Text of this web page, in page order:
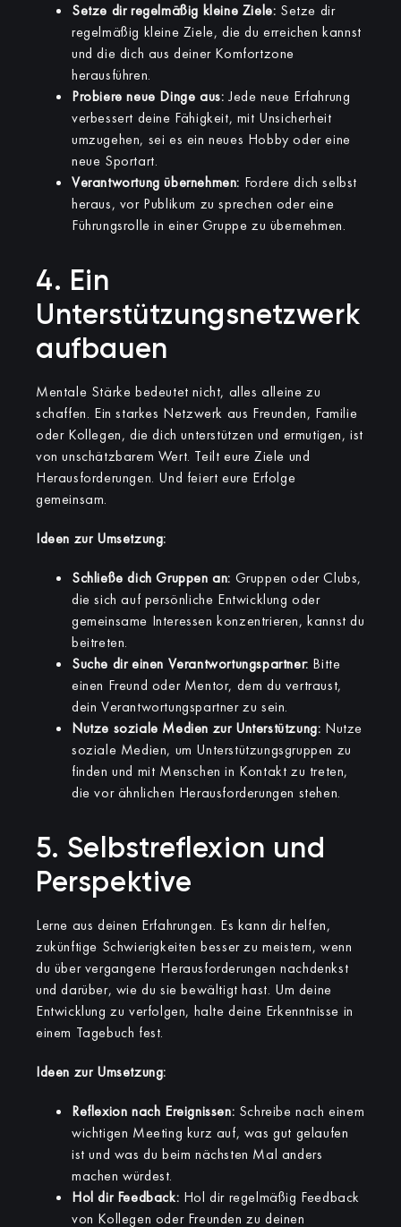
Setze dir regelmäßig kleine Ziele: Setze dir
regelmäßig kleine Ziele, die du erreichen kannst
und die dich aus deiner Komfortzone
herausführen.
Probiere neue Dinge aus: Jede neue Erfahrung
verbessert deine Fähigkeit, mit Unsicherheit
umzugehen, sei es ein neues Hobby oder eine
neue Sportart.
Verantwortung übernehmen: Fordere dich selbst
heraus, vor Publikum zu sprechen oder eine
Führungsrolle in einer Gruppe zu übernehmen.
4. Ein
Unterstützungsnetzwerk
aufbauen
Mentale Stärke bedeutet nicht, alles alleine zu
schaffen. Ein starkes Netzwerk aus Freunden, Familie
oder Kollegen, die dich unterstützen und ermutigen, ist
von unschätzbarem Wert. Teilt eure Ziele und
Herausforderungen. Und feiert eure Erfolge
gemeinsam.
Ideen zur Umsetzung:
Schließe dich Gruppen an: Gruppen oder Clubs,
die sich auf persönliche Entwicklung oder
gemeinsame Interessen konzentrieren, kannst du
beitreten.
Suche dir einen Verantwortungspartner: Bitte
einen Freund oder Mentor, dem du vertraust,
dein Verantwortungspartner zu sein.
Nutze soziale Medien zur Unterstützung: Nutze
soziale Medien, um Unterstützungsgruppen zu
finden und mit Menschen in Kontakt zu treten,
die vor ähnlichen Herausforderungen stehen.
5. Selbstreflexion und
Perspektive
Lerne aus deinen Erfahrungen. Es kann dir helfen,
zukünftige Schwierigkeiten besser zu meistern, wenn
du über vergangene Herausforderungen nachdenkst
und darüber, wie du sie bewältigt hast. Um deine
Entwicklung zu verfolgen, halte deine Erkenntnisse in
einem Tagebuch fest.
Ideen zur Umsetzung:
Reflexion nach Ereignissen: Schreibe nach einem
wichtigen Meeting kurz auf, was gut gelaufen
ist und was du beim nächsten Mal anders
machen würdest.
Hol dir Feedback: Hol dir regelmäßig Feedback
von Kollegen oder Freunden zu deinen